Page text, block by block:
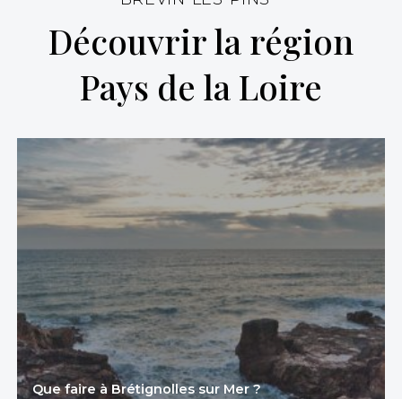
Découvrir la région
Pays de la Loire
Que faire à Brétignolles sur Mer ?